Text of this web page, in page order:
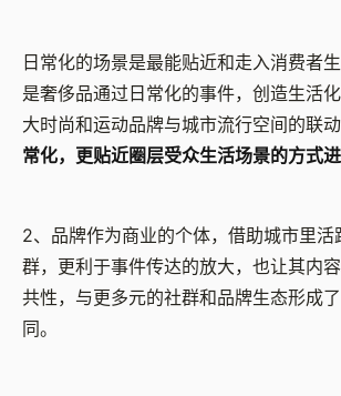
日常化的场景是最能贴近和走入消费者
是奢侈品通过日常化的事件，创造生活
大时尚和运动品牌与城市流行空间的联动
常化，更贴近圈层受众生活场景的方式进
2、品牌作为商业的个体，借助城市里活
群，更利于事件传达的放大，也让其内
共性，与更多元的社群和品牌生态形成
同。